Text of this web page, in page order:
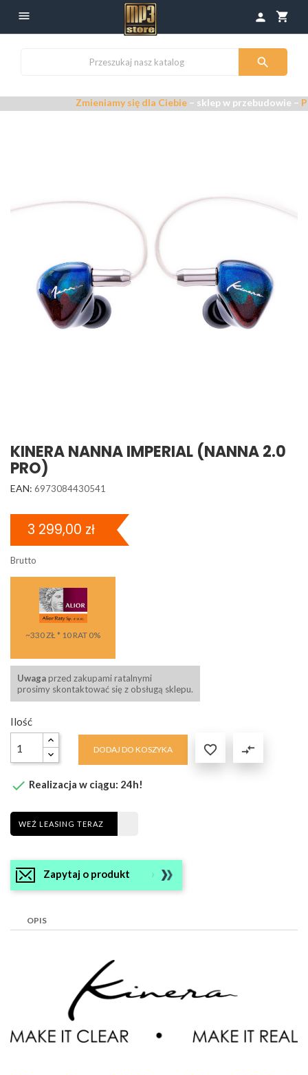
 shopping_cart
person

Zmieniamy się dla Ciebie– sklep w przebudowie –
KINERA NANNA IMPERIAL (NANNA 2.0
PRO)
EAN: 6973084430541
3 299,00 zł
Brutto
~330 ZŁ * 10 RAT 0%
Uwaga przed zakupami ratalnymi
prosimy skontaktować się z obsługą sklepu.
Ilość
DODAJ DO KOSZYKA  compare_arrows
 Realizacja w ciągu: 24h!
WEŹ LEASING TERAZ
Zapytaj o produkt
OPIS